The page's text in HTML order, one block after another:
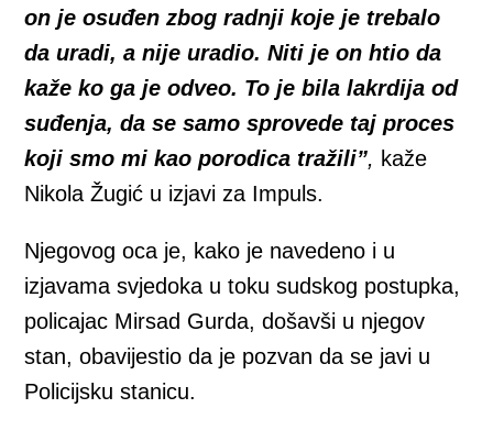
on je osuđen zbog radnji koje je trebalo
da uradi, a nije uradio. Niti je on htio da
kaže ko ga je odveo. To je bila lakrdija od
suđenja, da se samo sprovede taj proces
koji smo mi kao porodica tražili”, kaže
Nikola Žugić u izjavi za Impuls.
Njegovog oca je, kako je navedeno i u
izjavama svjedoka u toku sudskog postupka,
policajac Mirsad Gurda, došavši u njegov
stan, obavijestio da je pozvan da se javi u
Policijsku stanicu.